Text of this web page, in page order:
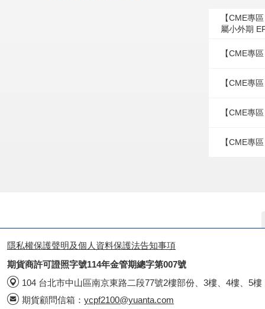
【CME專
屬小外期
【CME專
【CME專
【CME專
【CME專
隱私權保護聲明及個人資料保護法告知事項
期貨商許可證照字號114年金管期總字第007號
104 台北市中山區南京東路二段77號2樓部份、3樓、4樓、5樓
期貨顧問信箱： ycpf2100@yuanta.com